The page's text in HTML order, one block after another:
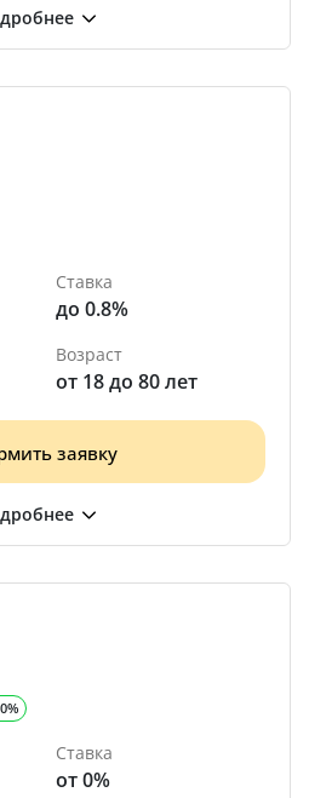
Ставка
до 0.8%
Возраст
от 18 до 80 лет
заявку
Ставка
от 0%